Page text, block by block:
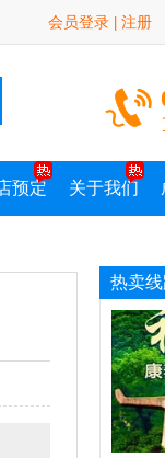
会员登录 注册
预定 关于我们
热卖